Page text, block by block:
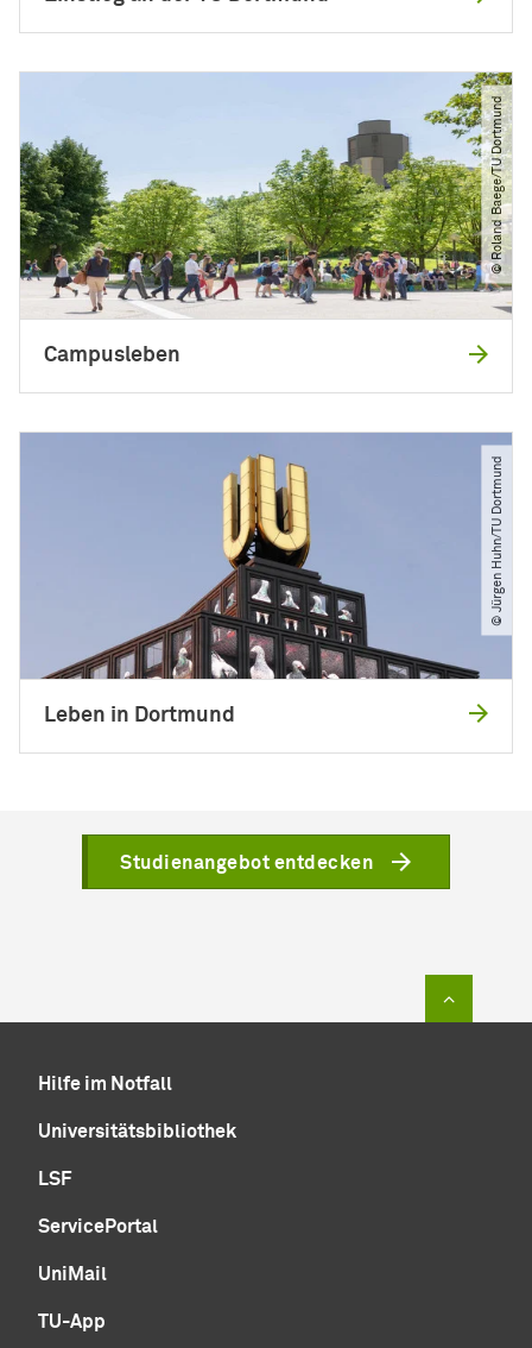
© Roland Baege​/​TU Dortmund
Campusleben
© Jürgen Huhn​/​TU Dortmund
Leben in Dortmund
Studienangebot entdecken
Hilfe im Notfall
Universitätsbibliothek
LSF
ServicePortal
UniMail
TU-App